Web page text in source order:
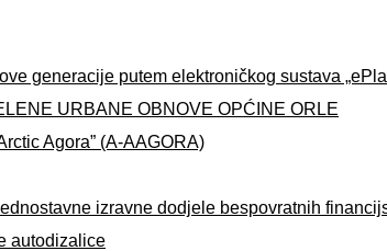
generacije putem elektroničkog sustava
URBANE OBNOVE OPĆINE ORLE
Agora” (A-AAGORA)
izravne dodjele bespovratnih
autodizalice